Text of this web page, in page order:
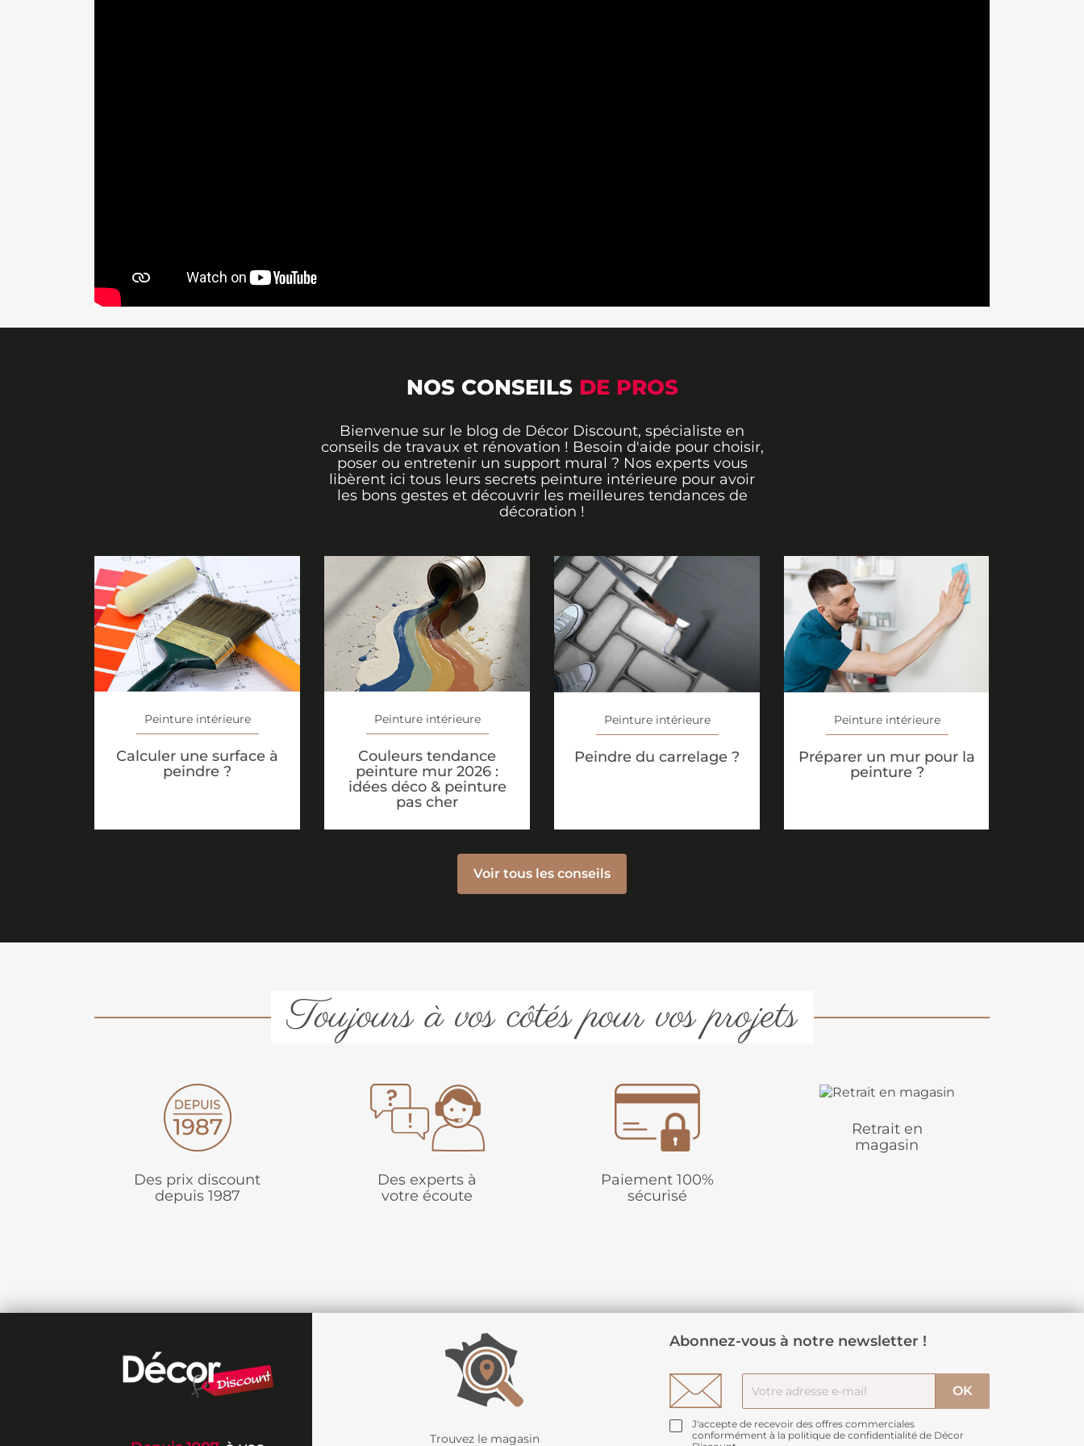
NOS CONSEILS DE PROS
Bienvenue sur le blog de Décor Discount, spécialiste en
conseils de travaux et rénovation ! Besoin d'aide pour choisir,
poser ou entretenir un support mural ? Nos experts vous
libèrent ici tous leurs secrets peinture intérieure pour avoir
les bons gestes et découvrir les meilleures tendances de
décoration !
Peinture intérieure
Calculer une surface à
peindre ?
Peinture intérieure
Couleurs tendance
peinture mur 2026 :
idées déco & peinture
pas cher
Peinture intérieure
Peindre du carrelage ?
Peinture intérieure
Préparer un mur pour la
peinture ?
Voir tous les conseils
Toujours à vos côtés pour vos projets
Des prix discount
depuis 1987
Des experts à
votre écoute
Paiement 100%
sécurisé
Retrait en
magasin
Trouvez le magasin
Abonnez-vous à notre newsletter !
J'accepte de recevoir des offres commerciales
conformément à la politique de confidentialité de Décor